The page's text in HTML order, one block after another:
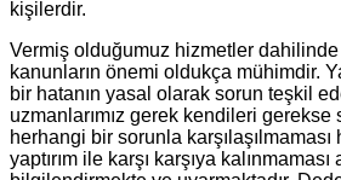
kişilerdir.
Vermiş olduğumuz hizmetler dahilinde
kanunların önemi oldukça mühimdir.
bir hatanın yasal olarak sorun teşkil
uzmanlarımız gerek kendileri gerekse
herhangi bir sorunla
yaptırım ile karşı karşıya kalınmaması